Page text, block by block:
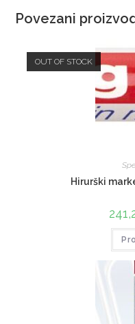
Povezani
OUT OF STOCK
Hirurški